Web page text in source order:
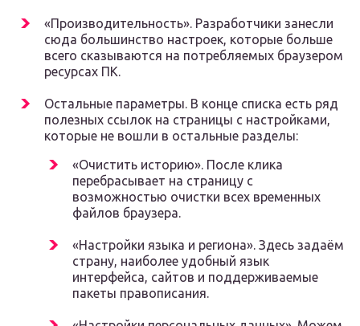
«Производительность». Разработчики занесли
сюда большинство настроек, которые больше
всего сказываются на потребляемых браузером
ресурсах ПК.
Остальные параметры. В конце списка есть ряд
полезных ссылок на страницы с настройками,
которые не вошли в остальные разделы:
«Очистить историю». После клика
перебрасывает на страницу с
возможностью очистки всех временных
файлов браузера.
«Настройки языка и региона». Здесь задаём
страну, наиболее удобный язык
интерфейса, сайтов и поддерживаемые
пакеты правописания.